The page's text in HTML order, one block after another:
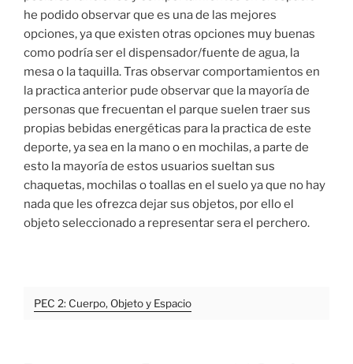
he podido observar que es una de las mejores
opciones, ya que existen otras opciones muy buenas
como podría ser el dispensador/fuente de agua, la
mesa o la taquilla. Tras observar comportamientos en
la practica anterior pude observar que la mayoría de
personas que frecuentan el parque suelen traer sus
propias bebidas energéticas para la practica de este
deporte, ya sea en la mano o en mochilas, a parte de
esto la mayoría de estos usuarios sueltan sus
chaquetas, mochilas o toallas en el suelo ya que no hay
nada que les ofrezca dejar sus objetos, por ello el
objeto seleccionado a representar sera el perchero.
PEC 2: Cuerpo, Objeto y Espacio